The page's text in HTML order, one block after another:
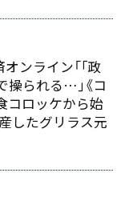
ンライン「｢政
操られる…｣《コ
コロッケから始
したグリラス元